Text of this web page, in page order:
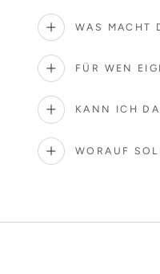
WAS MACHT
FÜR WEN
KANN ICH
WORAUF